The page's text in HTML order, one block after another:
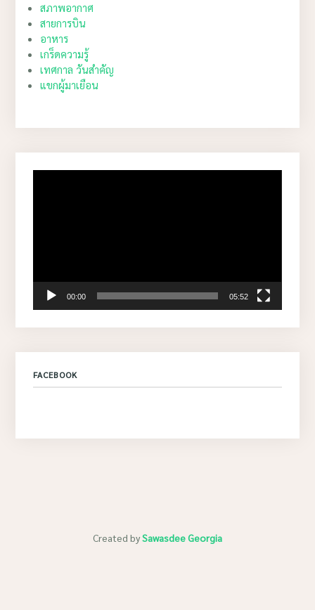
สภาพอากาศ
สายการบิน
อาหาร
เกร็ดความรู้
เทศกาล วันสำคัญ
แขกผู้มาเยือน
00:00 05:52
FACEBOOK
Created bySawasdee Georgia